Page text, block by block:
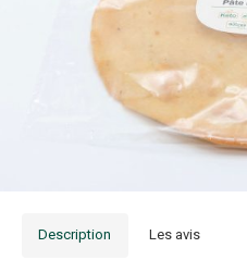
Description Les avis